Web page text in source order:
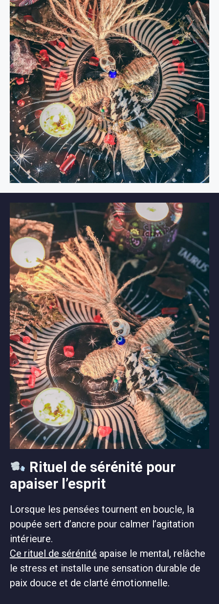
Rituel de sérénité pour
apaiser l’esprit
Lorsque les pensées tournent en boucle, la
poupée sert d’ancre pour calmer l’agitation
intérieure.
Ce rituel de sérénité apaise le mental, relâche
le stress et installe une sensation durable de
paix douce et de clarté émotionnelle.